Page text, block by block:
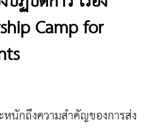
Camp for
นักถึงความสำคัญของการส่ง